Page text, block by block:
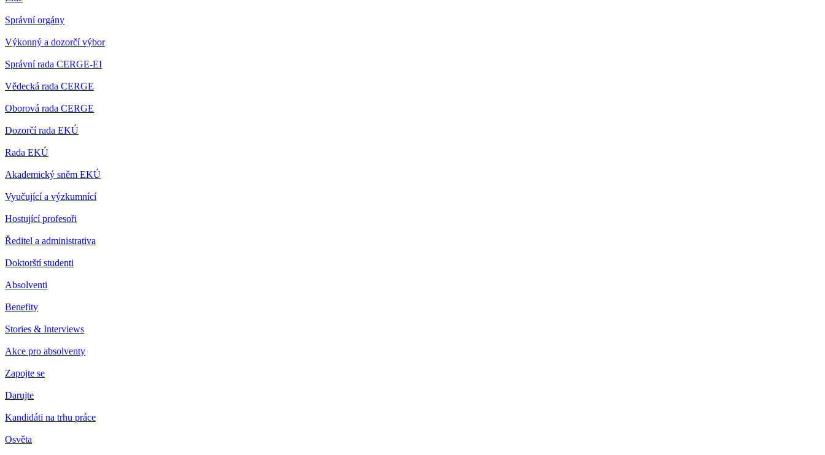
Správní orgány
Výkonný a dozorčí výbor
Správní rada CERGE-EI
Vědecká rada CERGE
Oborová rada CERGE
Dozorčí rada EKÚ
Rada EKÚ
Akademický sněm EKÚ
Vyučující a výzkumnící
Hostující profesoři
Ředitel a administrativa
Doktorští studenti
Absolventi
Benefity
Stories & Interviews
Akce pro absolventy
Zapojte se
Darujte
Kandidáti na trhu práce
Osvěta